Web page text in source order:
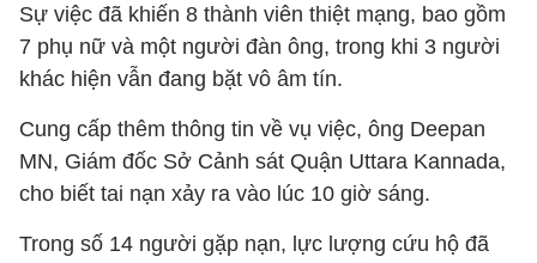
Sự việc đã khiến 8 thành viên thiệt mạng, bao gồm
7 phụ nữ và một người đàn ông, trong khi 3 người
khác hiện vẫn đang bặt vô âm tín.
Cung cấp thêm thông tin về vụ việc, ông Deepan
MN, Giám đốc Sở Cảnh sát Quận Uttara Kannada,
cho biết tai nạn xảy ra vào lúc 10 giờ sáng.
Trong số 14 người gặp nạn, lực lượng cứu hộ đã